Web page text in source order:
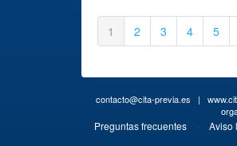
1 2 3 4 5
contacto@cita-previa.es |
Preguntas frecuentes· Aviso